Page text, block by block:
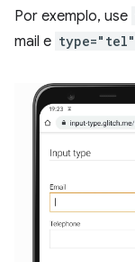
Por exemplo, use
mail e type="tel"